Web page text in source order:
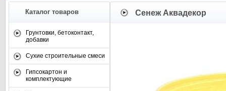
Каталог товаров
Грунтовки, бетоконтакт,
добавки
Сухие строительные смеси
Гипсокартон и
комплектующие
Сенеж Аквадекор